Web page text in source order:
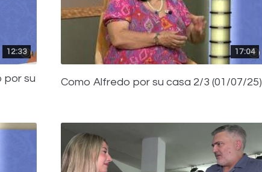
12:33
por su
17:04
Como Alfredo por su casa 2/3 (01/07/25)